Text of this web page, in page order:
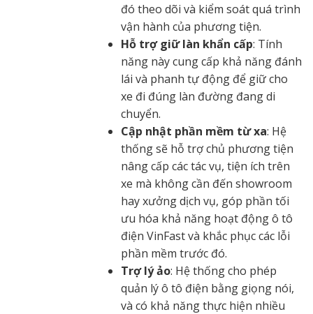
đó theo dõi và kiểm soát quá trình
vận hành của phương tiện.
Hỗ trợ giữ làn khẩn cấp: Tính
năng này cung cấp khả năng đánh
lái và phanh tự động để giữ cho
xe đi đúng làn đường đang di
chuyển.
Cập nhật phần mềm từ xa: Hệ
thống sẽ hỗ trợ chủ phương tiện
nâng cấp các tác vụ, tiện ích trên
xe mà không cần đến showroom
hay xưởng dịch vụ, góp phần tối
ưu hóa khả năng hoạt động ô tô
điện VinFast và khắc phục các lỗi
phần mềm trước đó.
Trợ lý ảo: Hệ thống cho phép
quản lý ô tô điện bằng giọng nói,
và có khả năng thực hiện nhiều